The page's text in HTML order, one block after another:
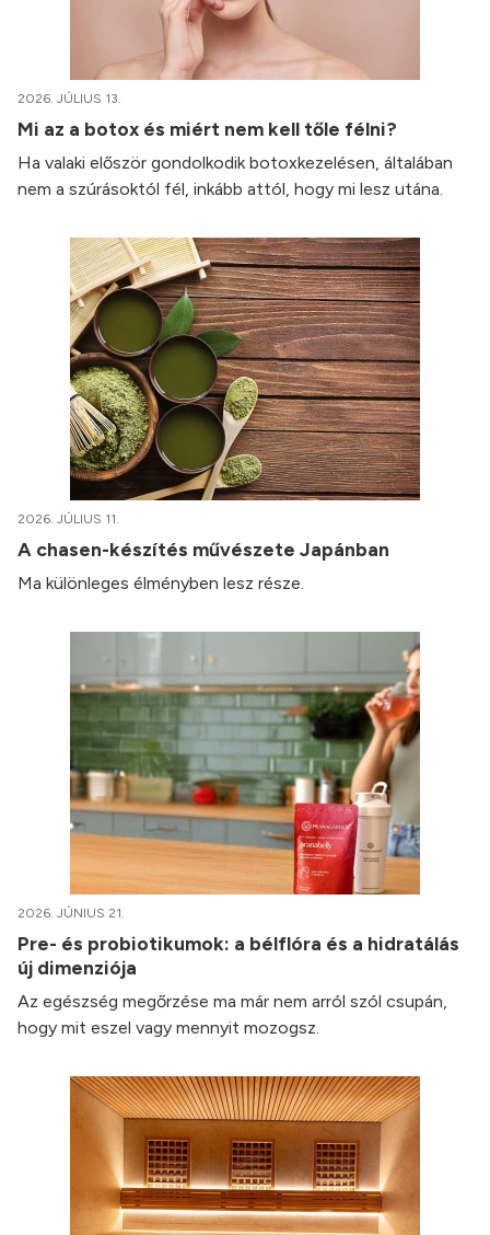
2026. JÚLIUS 13.
Mi az a botox és miért nem kell tőle félni?
Ha valaki először gondolkodik botoxkezelésen, általában
nem a szúrásoktól fél, inkább attól, hogy mi lesz utána.
2026. JÚLIUS 11.
A chasen-készítés művészete Japánban
Ma különleges élményben lesz része.
2026. JÚNIUS 21.
Pre- és probiotikumok: a bélflóra és a hidratálás
új dimenziója
Az egészség megőrzése ma már nem arról szól csupán,
hogy mit eszel vagy mennyit mozogsz.